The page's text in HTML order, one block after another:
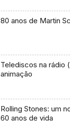
80 anos de Martin
Telediscos na rádio
animação
Rolling Stones: um
60 anos de vida